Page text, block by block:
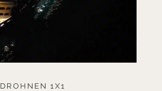
DROHNEN 1X1